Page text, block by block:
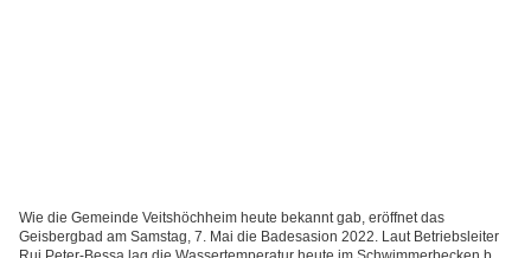
Wie die Gemeinde Veitshöchheim heute bekannt gab, eröffnet das
Geisbergbad am Samstag, 7. Mai die Badesasion 2022. Laut Betriebsleiter